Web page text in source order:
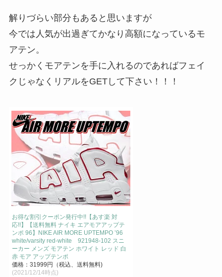
解りづらい部分もあると思いますが
今では人気が出過ぎてかなり高額になっているモ
アテン。
せっかくモアテンを手に入れるのであればフェイ
クじゃなくリアルをGETして下さい！！！
お得な割引クーポン発行中!!【あす楽 対
応!!】【送料無料 ナイキ エアモアアップテ
ンポ 96】NIKE AIR MORE UPTEMPO ’96
white/varsity red-white 921948-102 スニ
ーカー メンズ モアテン ホワイト レッド 白
赤 モア アップテンポ
価格：31999円（税込、送料無料)
(2021/12/14時点)